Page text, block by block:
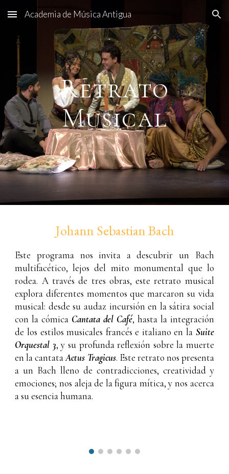
Skip to main content Skip to navigation
Academia de Música Antigua
Retrato
Musical
Johann Sebastian Bach
Este programa nos invita a descubrir un Bach
multifacético, lejos del mito monumental que lo
rodea. A través de tres obras, este retrato musical
explora diferentes momentos que marcaron su vida
musical: desde su audaz incursión en la sátira social
con la cómica Cantata del Café, hasta la integración
de los estilos musicales francés e italiano en la Suite
Orquestal 3, y su profunda reflexión sobre la muerte
en la cantataActus Tragicus. Este retrato nos presenta
a un Bach lleno de contradicciones, creatividad y
emociones; nos aleja de la figura mítica, y nos acerca
a su esencia humana.